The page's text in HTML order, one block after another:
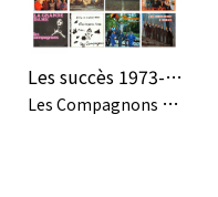
Les succès 1973-1976 (Remasterisé en 2020)
L
es Compagnons de la Chanson